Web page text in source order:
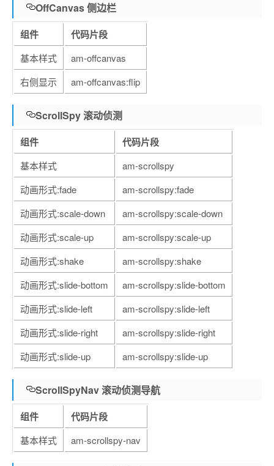
OffCanvas 侧边栏
组件 代码片段
基本样式
am-offcanvas
右侧显示
am-offcanvas:flip
ScrollSpy 滚动侦测
组件 代码片段
基本样式
am-scrollspy
动画形式:fade
am-scrollspy:fade
动画形式:scale-down
am-scrollspy:scale-down
动画形式:scale-up
am-scrollspy:scale-up
动画形式:shake
am-scrollspy:shake
动画形式:slide-bottom
am-scrollspy:slide-bottom
动画形式:slide-left
am-scrollspy:slide-left
动画形式:slide-right
am-scrollspy:slide-right
动画形式:slide-up
am-scrollspy:slide-up
ScrollSpyNav 滚动侦测导航
组件 代码片段
基本样式 am-scrollspy-nav